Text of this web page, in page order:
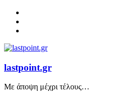
lastpoint.gr
Με άποψη μέχρι τέλους…